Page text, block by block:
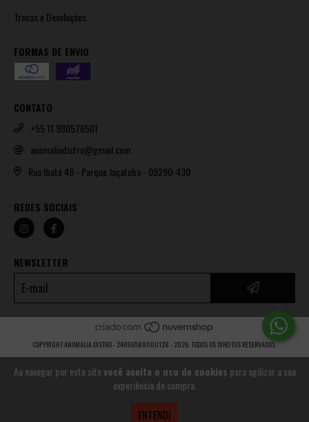
Ao navegar por este sitevocê aceita o uso de cookies para agilizar a sua
experiência de compra.
ENTENDI
Trocas e Devoluções
FORMAS DE ENVIO
CONTATO
+55 11 980576501
anomaliadistro@gmail.com
Rua Ibaté 48 - Parque Jaçatuba - 09290-430
REDES SOCIAIS
NEWSLETTER
COPYRIGHT ANOMALIA DISTRO - 24696588000128 - 2026. TODOS OS DIREITOS RESERVADOS.